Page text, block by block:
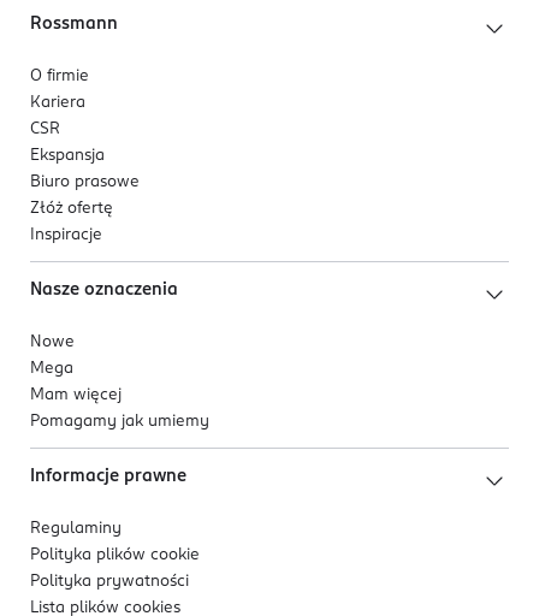
Rossmann
O firmie
Kariera
CSR
Ekspansja
Biuro prasowe
Złóż ofertę
Inspiracje
Nasze oznaczenia
Nowe
Mega
Mam więcej
Pomagamy jak umiemy
Informacje prawne
Regulaminy
Polityka plików cookie
Polityka prywatności
Lista plików cookies